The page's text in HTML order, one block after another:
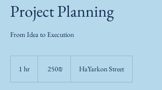
Project Planning
From Idea to Execution
1 hr
חדשים
‏250 ‏₪ HaYarkon Street